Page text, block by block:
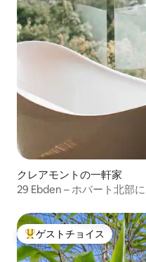
クレアモントの一軒家
29 Ebden – ホバート北部
大好評のゲストチョイスで
ゲストチョイス